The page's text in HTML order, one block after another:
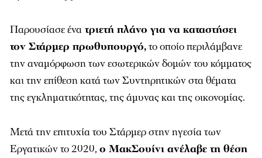
Παρουσίασε ένα τριετή πλάνο για να καταστήσει
τον Στάρμερ πρωθυπουργό,το οποίο περιλάμβανε
την αναμόρφωση των εσωτερικών δομών του κόμματος
και την επίθεση κατά των Συντηρητικών στα θέματα
της εγκληματικότητας, της άμυνας και της οικονομίας.
Μετά την επιτυχία του Στάρμερ στην ηγεσία των
Εργατικών το 2020, ο ΜακΣουίνι ανέλαβε τη θέση